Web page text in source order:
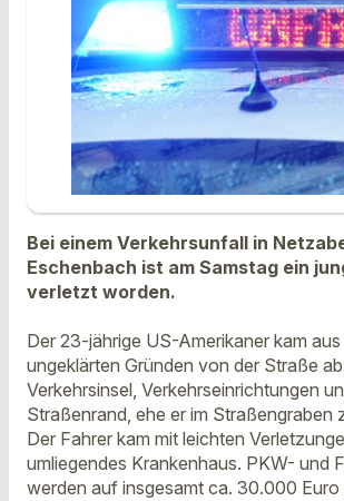
Bei einem Verkehrsunfall in
Eschenbach ist am Samstag ein
verletzt worden.
Der 23-jährige US-Amerikaner kam aus
ungeklärten Gründen von der Straße
Verkehrsinsel, Verkehrseinrichtungen
Straßenrand, ehe er im Straßengraben
Der Fahrer kam mit leichten
umliegendes Krankenhaus. PKW- und
werden auf insgesamt ca. 30.000